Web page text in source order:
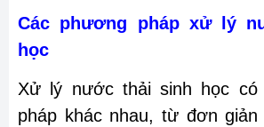
Các phương pháp xử lý
học
Xử lý nước thải sinh học có
pháp khác nhau, từ đơn